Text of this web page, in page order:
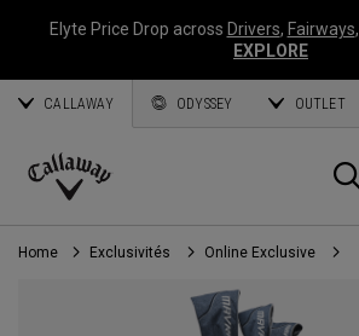
Elyte Price Drop across Drivers, Fairways,
EXPLORE
CALLAWAY ODYSSEY OUTLET
Callaway
Golf
Home Exclusivités Online Exclusive